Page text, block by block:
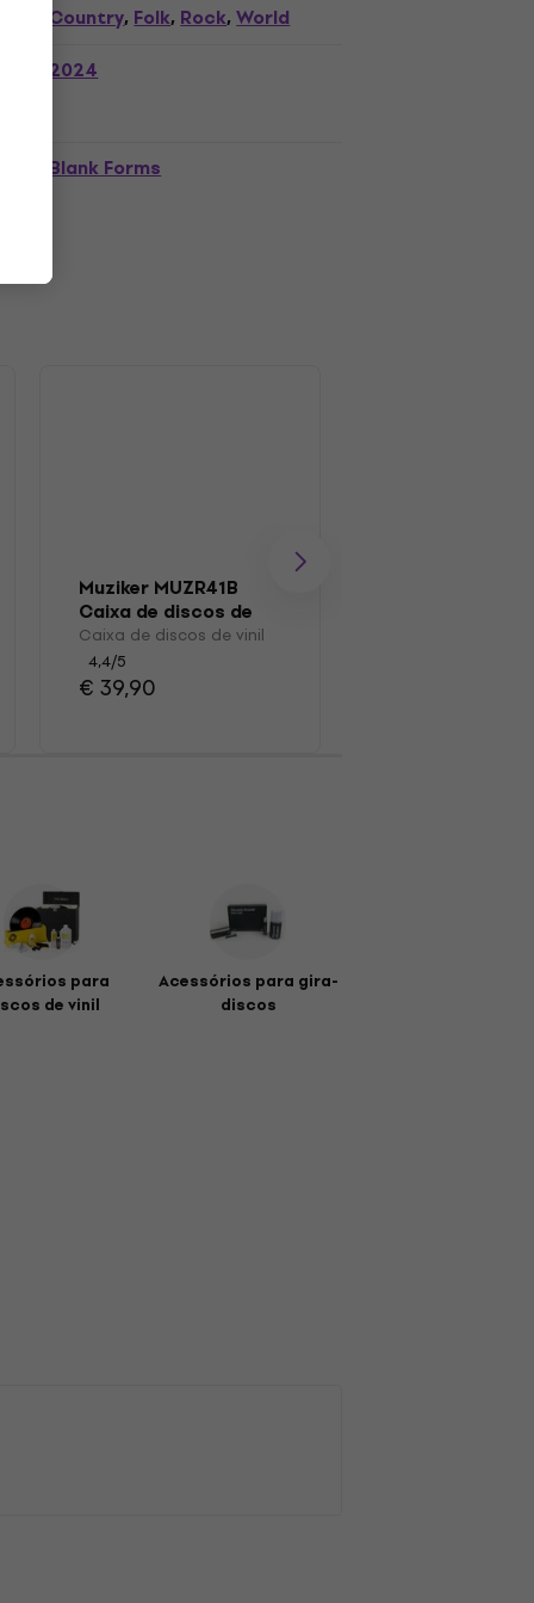
Country,Folk,Rock,World
2024
Blank Forms
Muziker MUZR41B
Caixa de discos de
vinil
Caixa de discos de vinil
4,4/5
€ 39,90
para
de vinil
Acessórios para gira-
discos